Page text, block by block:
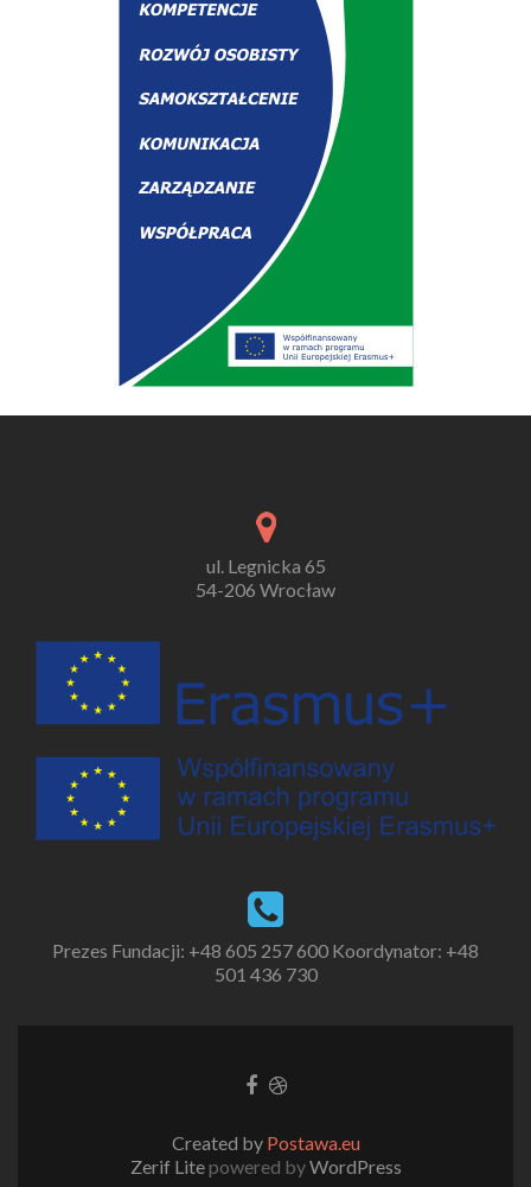
ul. Legnicka 65
54-206 Wrocław
Prezes Fundacji: +48 605 257 600 Koordynator: +48
501 436 730
Created by Postawa.eu
Zerif Litepowered byWordPress